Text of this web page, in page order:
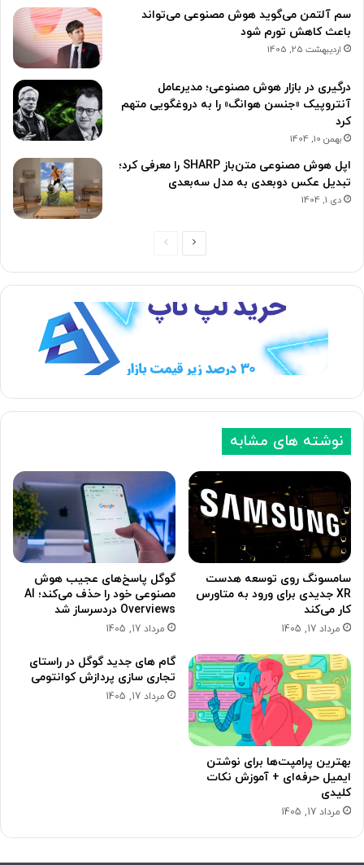
سم آلتمن می‌گوید هوش مصنوعی می‌تواند
باعث کاهش تورم شود
اردیبهشت 25, 1405
درگیری در بازار هوش مصنوعی؛ مدیرعامل
آنتروپیک «جنسن هوانگ» را به دروغگویی متهم
کرد
بهمن 10, 1404
اپل هوش مصنوعی متن‌باز SHARP را معرفی کرد؛
تبدیل عکس دوبعدی به مدل سه‌بعدی
دی 1, 1404
ح
ه
ی
ح
ه
ی
نوشته های مشابه
سامسونگ روی توسعه هدست
XR جدیدی برای ورود به متاورس
کار می‌کند
مرداد 17, 1405
گوگل پاسخ‌های عجیب هوش
مصنوعی خود را حذف می‌کند؛ AI
Overviews دردسرساز شد
مرداد 17, 1405
بهترین پرامپت‌ها برای نوشتن
ایمیل حرفه‌ای + آموزش نکات
کلیدی
مرداد 17, 1405
گام های جدید گوگل در راستای
تجاری سازی پردازش کوانتومی
مرداد 17, 1405